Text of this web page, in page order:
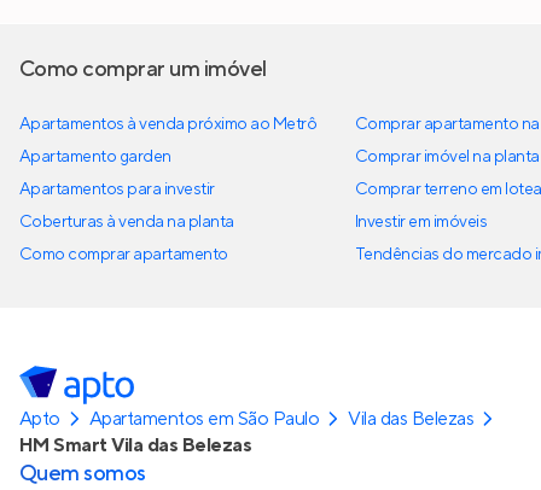
Como comprar um imóvel
Apartamentos à venda próximo ao Metrô
Apartamento garden
Apartamentos para investir
Coberturas à venda na planta
Como comprar apartamento
Comprar apartamento
Comprar imóvel na planta
Comprar terreno em
Investir em imóveis
Tendências do mercado
Apto Apartamentos em São Paulo
Vila das Belezas
HM Smart Vila das Belezas
Quem somos